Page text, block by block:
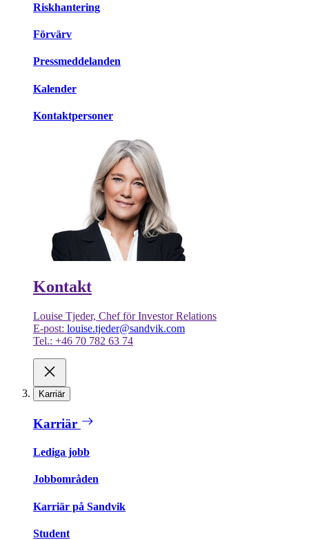
Riskhantering
Förvärv
Pressmeddelanden
Kalender
Kontaktpersoner
Kontakt
Louise Tjeder, Chef för Investor Relations
E-post: louise.tjeder@sandvik.com
Tel.: +46 70 782 63 74
Karriär
Karriär
Lediga jobb
Jobbområden
Karriär på Sandvik
Student